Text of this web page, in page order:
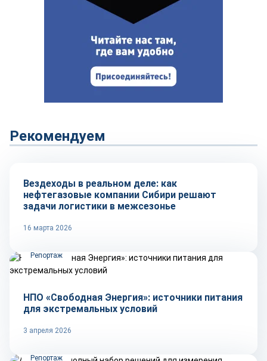
Рекомендуем
Рынок
Вездеходы в реальном деле: как
нефтегазовые компании Сибири решают
задачи логистики в межсезонье
16 марта 2026
Репортаж
НПО «Свободная Энергия»: источники питания
для экстремальных условий
3 апреля 2026
Репортаж